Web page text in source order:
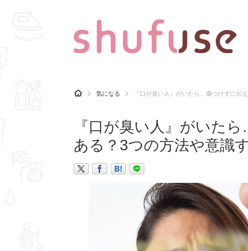
CATEGORY 記事カテゴリ
マナー 趣味
H
O
気になる 『口が臭い人』がいたら…傷つけずに伝
『口が臭い人』がいた
ある？3つの方法や意識